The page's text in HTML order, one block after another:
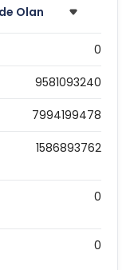
0
9581093240
7994199478
1586893762
0
0